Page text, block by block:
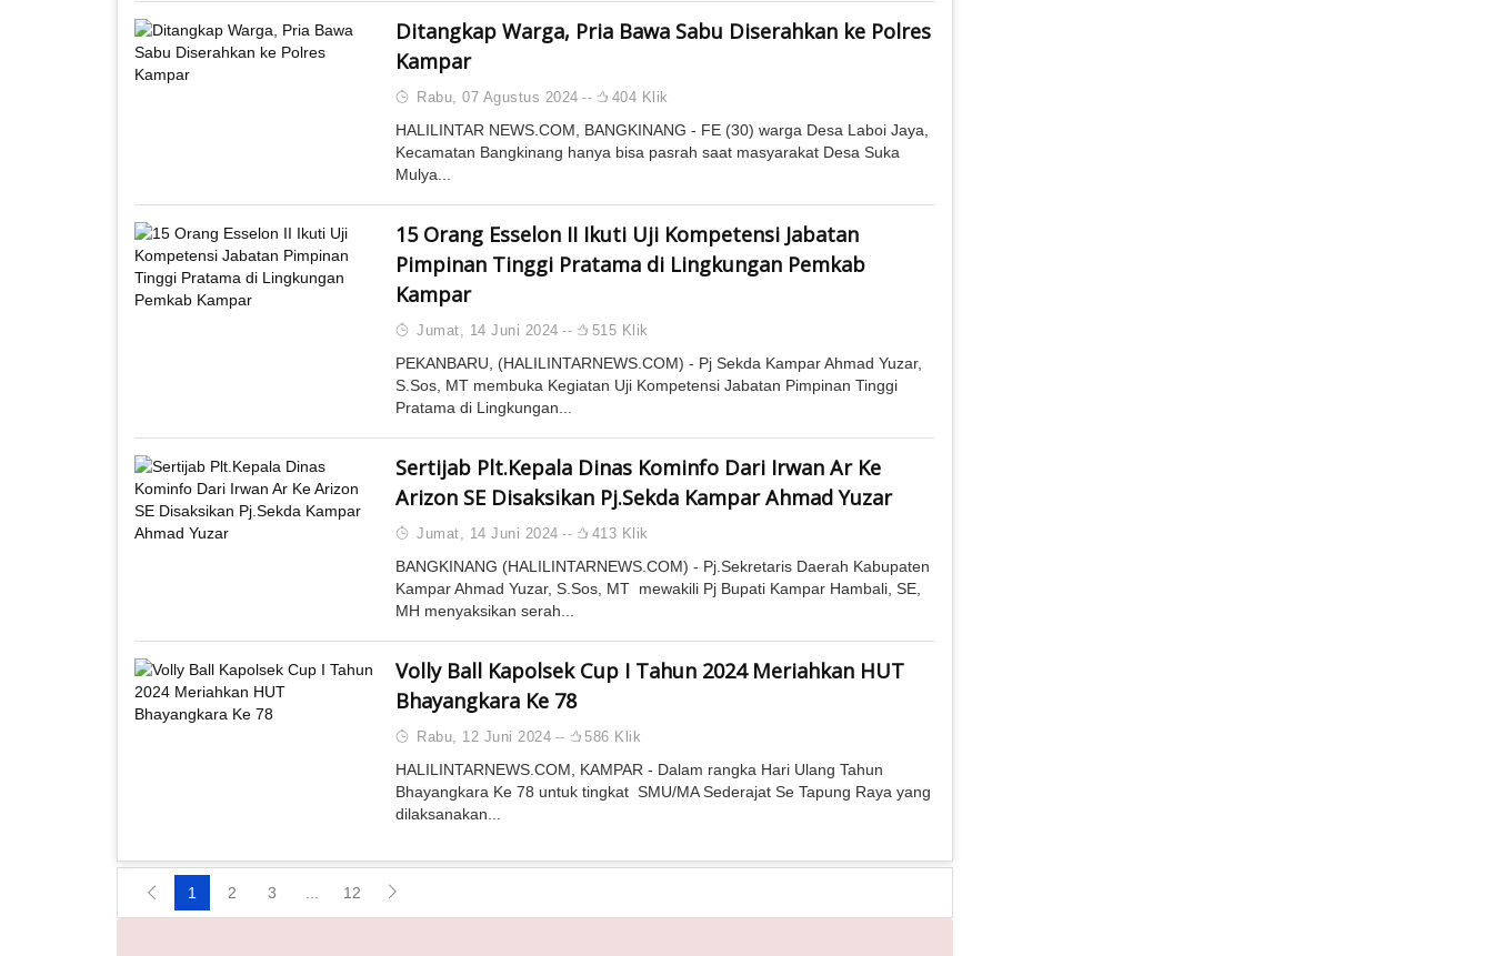
Ditangkap Warga, Pria Bawa Sabu Diserahkan ke Polres
Kampar
Rabu, 07 Agustus 2024 404 Klik
HALILINTAR NEWS.COM, BANGKINANG - FE (30) warga Desa Laboi Jaya,
Kecamatan Bangkinang hanya bisa pasrah saat masyarakat Desa Suka
Mulya...
15 Orang Esselon II Ikuti Uji Kompetensi Jabatan
Pimpinan Tinggi Pratama di Lingkungan Pemkab
Kampar
Jumat, 14 Juni 2024 515 Klik
PEKANBARU, (HALILINTARNEWS.COM) - Pj Sekda Kampar Ahmad Yuzar,
S.Sos, MT membuka Kegiatan Uji Kompetensi Jabatan Pimpinan Tinggi
Pratama di Lingkungan...
Sertijab Plt.Kepala Dinas Kominfo Dari Irwan Ar Ke
Arizon SE Disaksikan Pj.Sekda Kampar Ahmad Yuzar
Jumat, 14 Juni 2024 413 Klik
BANGKINANG (HALILINTARNEWS.COM) - Pj.Sekretaris Daerah Kabupaten
Kampar Ahmad Yuzar, S.Sos, MT mewakili Pj Bupati Kampar Hambali, SE,
MH menyaksikan serah...
Volly Ball Kapolsek Cup I Tahun 2024 Meriahkan HUT
Bhayangkara Ke 78
Rabu, 12 Juni 2024 586 Klik
HALILINTARNEWS.COM, KAMPAR - Dalam rangka Hari Ulang Tahun
Bhayangkara Ke 78 untuk tingkat SMU/MA Sederajat Se Tapung Raya yang
dilaksanakan...
1 2 3 12